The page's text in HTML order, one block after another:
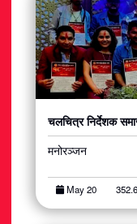
चलचित्र निर्देशक
मनोरञ्जन
May 20